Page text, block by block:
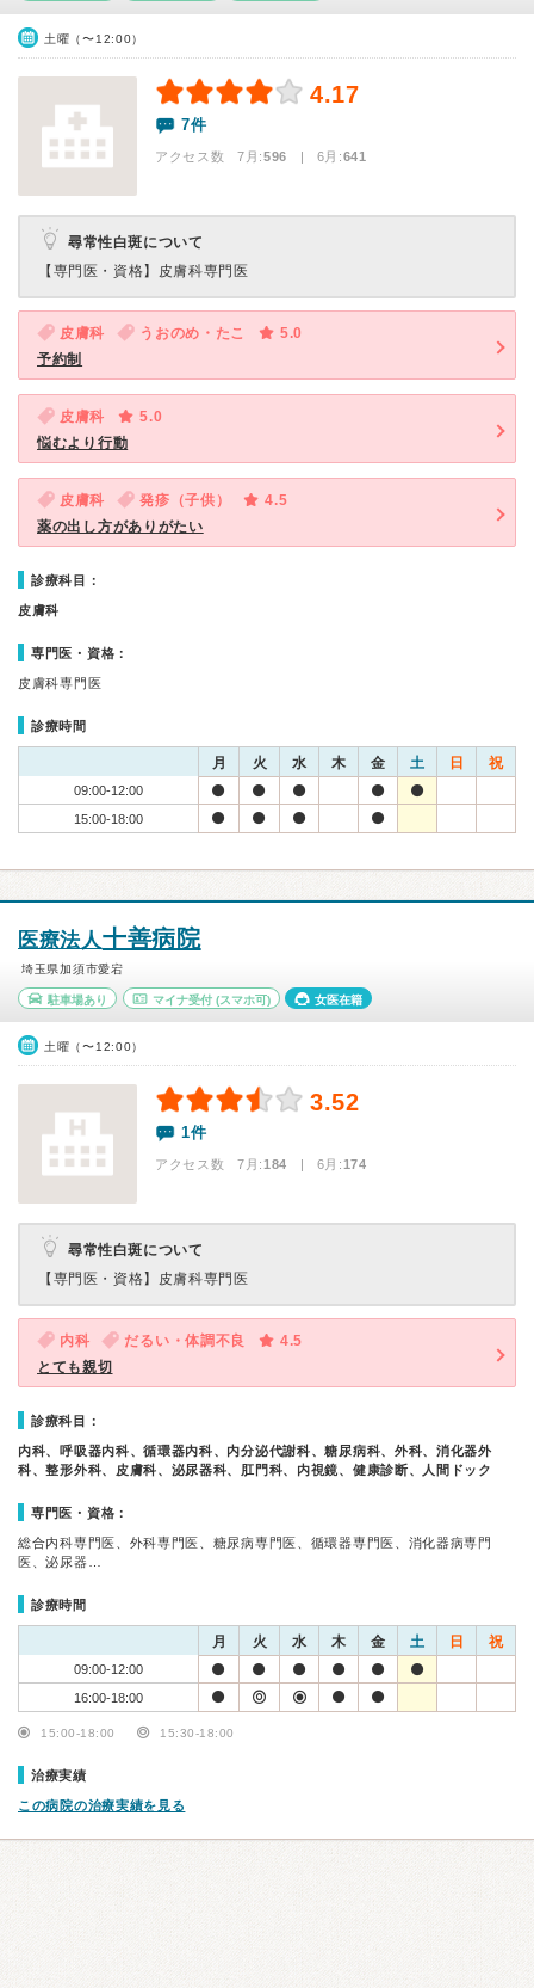
土曜（〜12:00）
4.17
7件
アクセス数 7月:596 | 6月:641
尋常性白斑について
【専門医・資格】 皮膚科専門医
皮膚科 うおのめ・たこ
5.0
予約制
皮膚科
5.0
悩むより行動
皮膚科 発疹（子供）
4.5
薬の出し方がありがたい
診療科目：
皮膚科
専門医・資格：
皮膚科専門医
診療時間
月 火 水 木 金 土 日 祝
09:00-12:00
15:00-18:00
医療法人十善病院
埼玉県加須市愛宕
駐車場あり マイナ受付(スマホ可) 女医在籍
土曜（〜12:00）
3.52
1件
アクセス数 7月:184 | 6月:174
尋常性白斑について
【専門医・資格】 皮膚科専門医
内科 だるい・体調不良
4.5
とても親切
診療科目：
内科、呼吸器内科、循環器内科、内分泌代謝科、糖尿病科、外科、消化器外
科、整形外科、皮膚科、泌尿器科、肛門科、内視鏡、健康診断、人間ドック
専門医・資格：
総合内科専門医、外科専門医、糖尿病専門医、循環器専門医、消化器病専門
医、泌尿器…
診療時間
月 火 水 木 金 土 日 祝
09:00-12:00
16:00-18:00
15:00-18:00 15:30-18:00
治療実績
この病院の治療実績を見る